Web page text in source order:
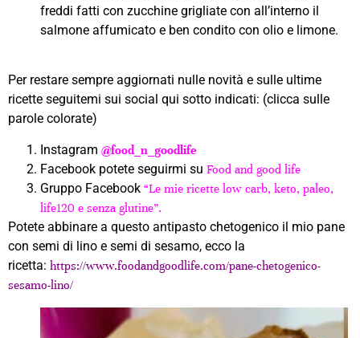
freddi fatti con zucchine grigliate con all’interno il
salmone affumicato e ben condito con olio e limone.
Per restare sempre aggiornati nulle novità e sulle ultime
ricette seguitemi sui social qui sotto indicati: (clicca sulle
parole colorate)
Instagram @food_n_goodlife
Facebook potete seguirmi su Food and good life
Gruppo Facebook “Le mie ricette low carb, keto, paleo,
life120 e senza glutine”.
Potete abbinare a questo antipasto chetogenico il mio pane
con semi di lino e semi di sesamo, ecco la
ricetta: https://www.foodandgoodlife.com/pane-chetogenico-
sesamo-lino/